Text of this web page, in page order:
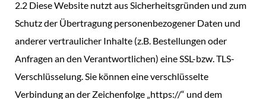
2.2 Diese Website nutzt aus Sicherheitsgründen und zum
Schutz der Übertragung personenbezogener Daten und
anderer vertraulicher Inhalte (z.B. Bestellungen oder
Anfragen an den Verantwortlichen) eine SSL-bzw. TLS-
Verschlüsselung. Sie können eine verschlüsselte
Verbindung an der Zeichenfolge „https://“ und dem